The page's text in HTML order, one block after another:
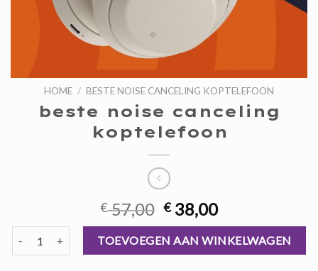
HOME / BESTE NOISE CANCELING KOPTELEFOON
beste noise canceling
koptelefoon
€57,00 Oorspronkelijke
prijs
was:
€ 57,00.
€38,00Huidige
prijs
is:
€ 38,00.
beste noise canceling koptelefoon aantal
TOEVOEGEN AAN WINKELWAGEN